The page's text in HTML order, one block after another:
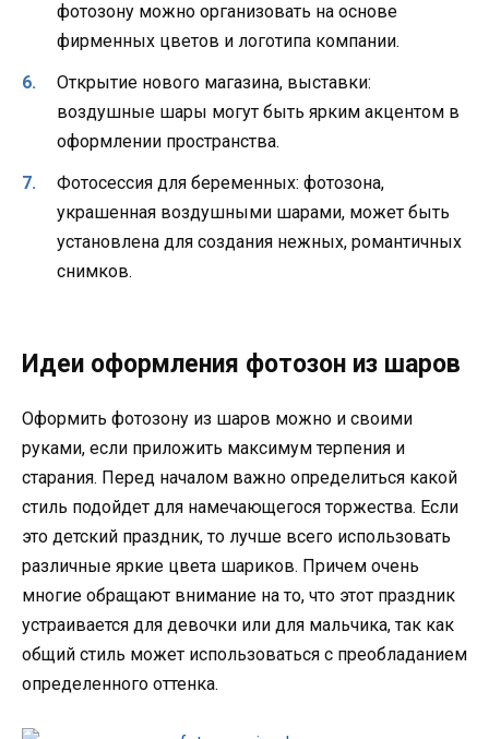
фотозону можно организовать на основе
фирменных цветов и логотипа компании.
Открытие нового магазина, выставки:
воздушные шары могут быть ярким акцентом в
оформлении пространства.
Фотосессия для беременных: фотозона,
украшенная воздушными шарами, может быть
установлена для создания нежных, романтичных
снимков.
Идеи оформления фотозон из шаров
Оформить фотозону из шаров можно и своими
руками, если приложить максимум терпения и
старания. Перед началом важно определиться какой
стиль подойдет для намечающегося торжества. Если
это детский праздник, то лучше всего использовать
различные яркие цвета шариков. Причем очень
многие обращают внимание на то, что этот праздник
устраивается для девочки или для мальчика, так как
общий стиль может использоваться с преобладанием
определенного оттенка.